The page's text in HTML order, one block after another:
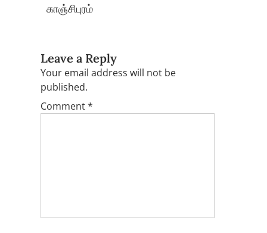
காஞ்சிபுரம்
Leave a Reply
Your email address will not be
published.
Comment*